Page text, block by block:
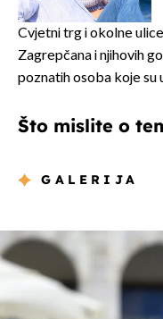
Cvjetni trg i okolne
Zagrepčana i njihovih
poznatih osoba koje su
Što mislite o
GALERIJA